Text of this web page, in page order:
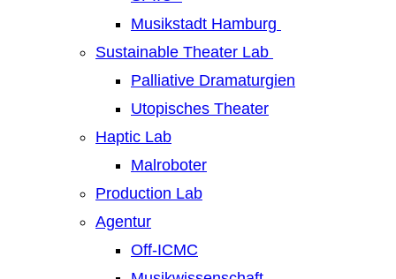
Musikstadt Hamburg
Sustainable Theater Lab
Palliative Dramaturgien
Utopisches Theater
Haptic Lab
Malroboter
Production Lab
Agentur
Off-ICMC